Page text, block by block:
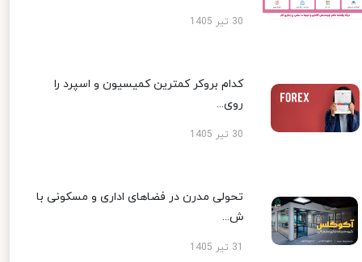
30 تیر 1405
کدام بروکر کمترین کمیسیون و اسپرد را
روی...
30 تیر 1405
تحولی مدرن در فضاهای اداری و مسکونی با
ش...